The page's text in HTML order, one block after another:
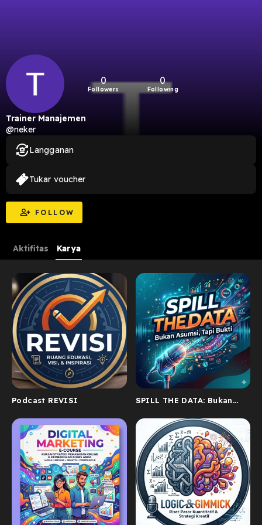
0
Followers
0
Following
Trainer Manajemen
@neker
FOLLOW
Langganan
Tukar voucher
Aktifitas Karya
Podcast REVISI
SPILL THE DATA: Bukan